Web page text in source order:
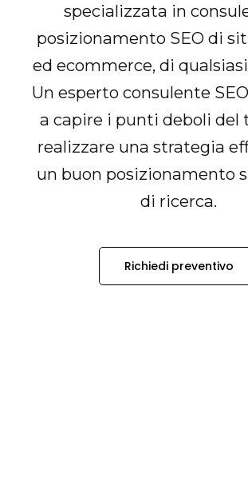
specializzata in
posizionamento SEO di
ed ecommerce, di
Un esperto consulente
a capire i punti deboli del
realizzare una strategia
un buon posizionamento
di ricerca.
Richiedi preventivo